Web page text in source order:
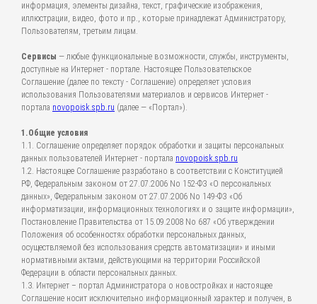
информация, элементы дизайна, текст, графические изображения,
иллюстрации, видео, фото и пр., которые принадлежат Администратору,
Пользователям, третьим лицам.
Сервисы — любые функциональные возможности, службы, инструменты,
доступные на Интернет - портале. Настоящее Пользовательское
Соглашение (далее по тексту - Соглашение) определяет условия
использования Пользователями материалов и сервисов Интернет -
портала novopoisk.spb.ru (далее — «Портал»).
1.Общие условия
1.1. Соглашение определяет порядок обработки и защиты персональных
данных пользователей Интернет - портала novopoisk.spb.ru
1.2. Настоящее Соглашение разработано в соответствии с Конституцией
РФ, Федеральным законом от 27.07.2006 No 152-ФЗ «О персональных
данных», Федеральным законом от 27.07.2006 No 149-ФЗ «Об
информатизации, информационных технологиях и о защите информации»,
Постановление Правительства от 15.09.2008 No 687 «Об утверждении
Положения об особенностях обработки персональных данных,
осуществляемой без использования средств автоматизации» и иными
нормативными актами, действующими на территории Российской
Федерации в области персональных данных.
1.3. Интернет – портал Администратора о новостройках и настоящее
Соглашение носит исключительно информационный характер и получен, в